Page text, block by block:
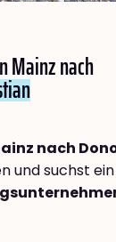
Mainz nach
nach
und suchst ein